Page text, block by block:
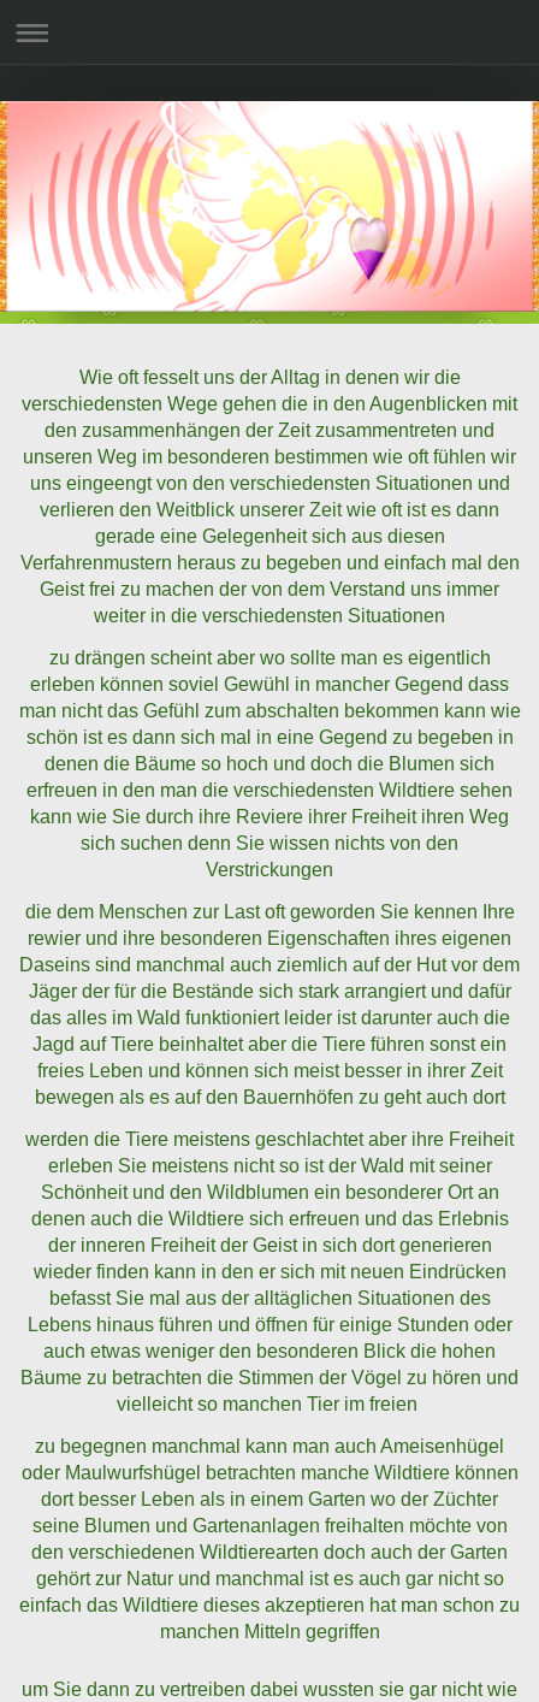
Wie oft fesselt uns der Alltag in denen wir die
verschiedensten Wege gehen die in den Augenblicken mit
den zusammenhängen der Zeit zusammentreten und
unseren Weg im besonderen bestimmen wie oft fühlen wir
uns eingeengt von den verschiedensten Situationen und
verlieren den Weitblick unserer Zeit wie oft ist es dann
gerade eine Gelegenheit sich aus diesen
Verfahrenmustern heraus zu begeben und einfach mal den
Geist frei zu machen der von dem Verstand uns immer
weiter in die verschiedensten Situationen
zu drängen scheint aber wo sollte man es eigentlich
erleben können soviel Gewühl in mancher Gegend dass
man nicht das Gefühl zum abschalten bekommen kann wie
schön ist es dann sich mal in eine Gegend zu begeben in
denen die Bäume so hoch und doch die Blumen sich
erfreuen in den man die verschiedensten Wildtiere sehen
kann wie Sie durch ihre Reviere ihrer Freiheit ihren Weg
sich suchen denn Sie wissen nichts von den
Verstrickungen
die dem Menschen zur Last oft geworden Sie kennen Ihre
rewier und ihre besonderen Eigenschaften ihres eigenen
Daseins sind manchmal auch ziemlich auf der Hut vor dem
Jäger der für die Bestände sich stark arrangiert und dafür
das alles im Wald funktioniert leider ist darunter auch die
Jagd auf Tiere beinhaltet aber die Tiere führen sonst ein
freies Leben und können sich meist besser in ihrer Zeit
bewegen als es auf den Bauernhöfen zu geht auch dort
werden die Tiere meistens geschlachtet aber ihre Freiheit
erleben Sie meistens nicht so ist der Wald mit seiner
Schönheit und den Wildblumen ein besonderer Ort an
denen auch die Wildtiere sich erfreuen und das Erlebnis
der inneren Freiheit der Geist in sich dort generieren
wieder finden kann in den er sich mit neuen Eindrücken
befasst Sie mal aus der alltäglichen Situationen des
Lebens hinaus führen und öffnen für einige Stunden oder
auch etwas weniger den besonderen Blick die hohen
Bäume zu betrachten die Stimmen der Vögel zu hören und
vielleicht so manchen Tier im freien
zu begegnen manchmal kann man auch Ameisenhügel
oder Maulwurfshügel betrachten manche Wildtiere können
dort besser Leben als in einem Garten wo der Züchter
seine Blumen und Gartenanlagen freihalten möchte von
den verschiedenen Wildtierearten doch auch der Garten
gehört zur Natur und manchmal ist es auch gar nicht so
einfach das Wildtiere dieses akzeptieren hat man schon zu
manchen Mitteln gegriffen
um Sie dann zu vertreiben dabei wussten sie gar nicht wie